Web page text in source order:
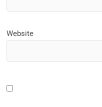
Website